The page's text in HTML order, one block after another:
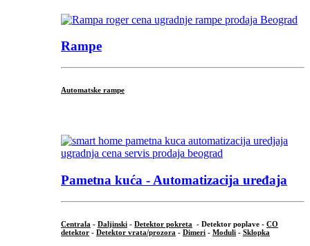
Rampe
Automatske rampe
Pametna kuća - Automatizacija uređaja
Centrala - Daljinski - Detektor pokreta - Detektor poplave - CO
detektor - Detektor vrata/prozora - Dimeri - Moduli - Sklopka